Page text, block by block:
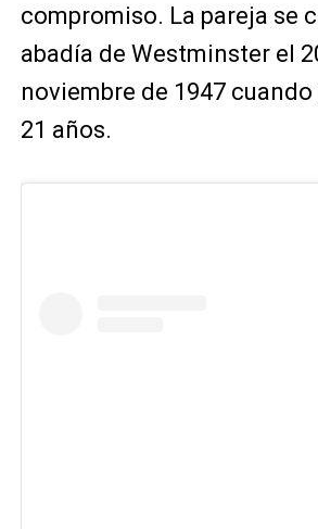
compromiso. La pareja se
abadía de Westminster el
noviembre de 1947
21 años.